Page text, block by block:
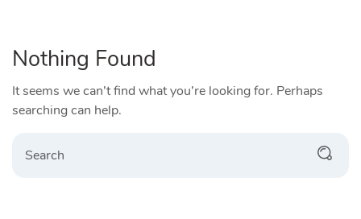
Nothing Found
It seems we can’t find what you’re looking for. Perhaps
searching can help.